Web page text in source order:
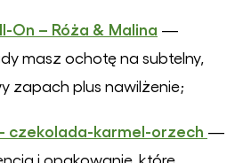
On – Róża & Malina —
masz ochotę na subtelny,
zapach plus nawilżenie;
czekolada-karmel-orzech —
i opakowanie, które